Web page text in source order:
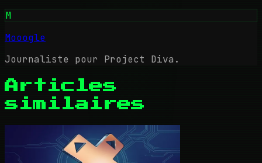
M
Mooogle
Journaliste pour Project Diva.
Articles
similaires